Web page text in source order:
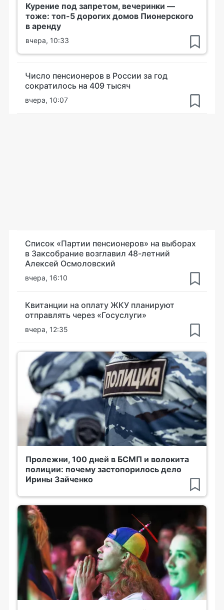
Курение под запретом, вечеринки —
тоже: топ-5 дорогих домов Пионерского
в аренду
вчера, 10:33
Число пенсионеров в России за год
сократилось на 409 тысяч
вчера, 10:07
Список «Партии пенсионеров» на выборах
в Заксобрание возглавил 48-летний
Алексей Осмоловский
вчера, 16:10
Квитанции на оплату ЖКУ планируют
отправлять через «Госуслуги»
вчера, 12:35
Пролежни, 100 дней в БСМП и волокита
полиции: почему застопорилось дело
Ирины Зайченко